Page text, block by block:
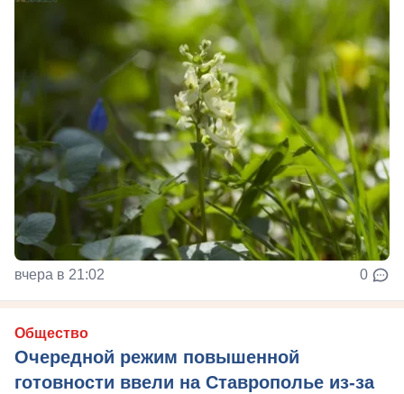
вчера в 21:02 0
Общество
Очередной режим повышенной
готовности ввели на Ставрополье из-за